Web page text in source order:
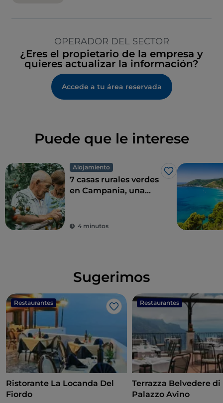
OPERADOR DEL SECTOR
¿Eres el propietario de la empresa y
quieres actualizar la información?
Accede a tu área reservada
Puede que le interese
Alojamiento
Me gusta
7 casas rurales verdes
en Campania, una
y sabor
4 minutos
Sugerimos
Restaurantes
Me gusta
Ristorante La Locanda Del
Fiordo
Restaurantes
Terrazza Belvedere di
Palazzo Avino